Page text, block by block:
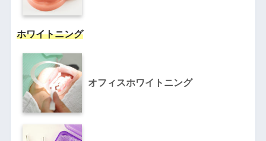
ホワイトニング
オフィスホワイトニング